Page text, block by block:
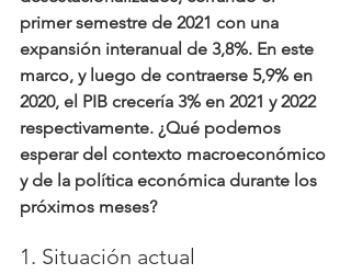
primer semestre de 2021 con una
expansión interanual de 3,8%. En este
marco, y luego de contraerse 5,9% en
2020, el PIB crecería 3% en 2021 y 2022
respectivamente. ¿Qué podemos
esperar del contexto macroeconómico
y de la política económica durante los
próximos meses?
1. Situación actual